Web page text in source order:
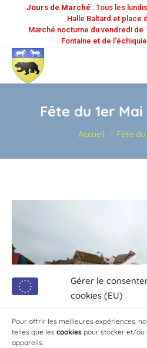
Gérer le
cookies (EU)
Pour offrir les meilleures expériences,
telles que les cookies pour stocker et/ou
appareils.
Jours de Marché : Tous les
Halle Baltard et place
Marché nocturne du vendredi de
Fontaine et de
Fête du 1er
Vous êtes ici :
Accueil Fête du